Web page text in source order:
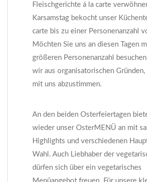
Fleischgerichte á la carte
Karsamstag bekocht unser
carte bis zu einer Personenanzahl
Möchten Sie uns an diesen Tagen
größeren Personenanzahl
wir aus organisatorischen
mit uns abzustimmen.
An den beiden Osterfeiertagen
wieder unser OsterMENÜ an mit
Highlights und verschiedenen
Wahl. Auch Liebhaber der
dürfen sich über ein vegetarisches